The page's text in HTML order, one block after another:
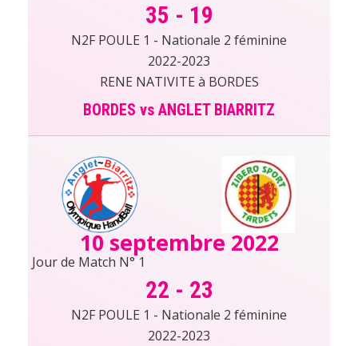
35 - 19
N2F POULE 1 - Nationale 2 féminine
2022-2023
RENE NATIVITE à BORDES
BORDES vs ANGLET BIARRITZ
10 septembre 2022
Jour de Match N° 1
22 - 23
N2F POULE 1 - Nationale 2 féminine
2022-2023